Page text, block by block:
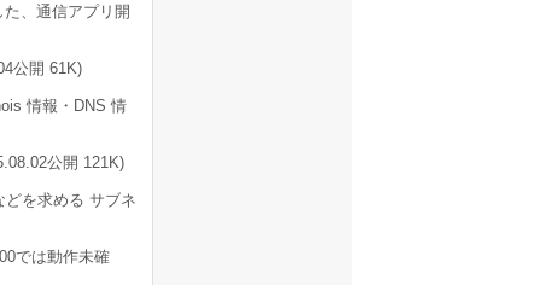
、通信アプリ開
公開 61K)
情報・DNS 情
公開 121K)
を求める サブネ
では動作未確